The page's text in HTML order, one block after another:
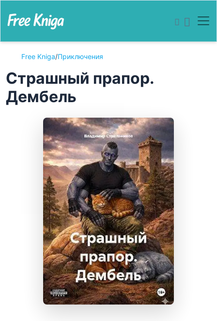
Free Kniga/Приключения
Страшный прапор.
Дембель